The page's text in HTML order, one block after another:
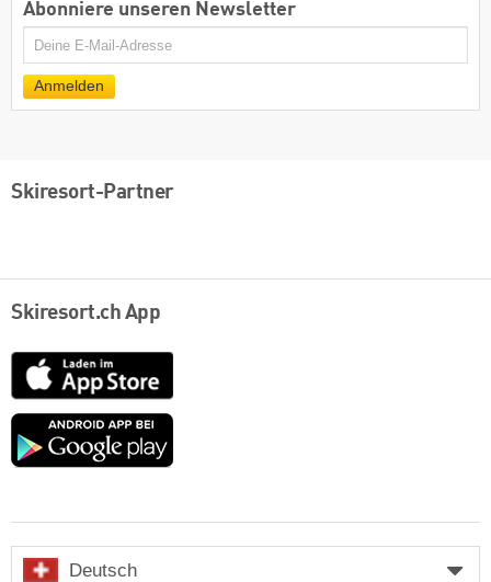
Abonniere unseren Newsletter
E-
Anmelden
Skiresort-Partner
Skiresort.ch App
App
Store
Google
Deutsch